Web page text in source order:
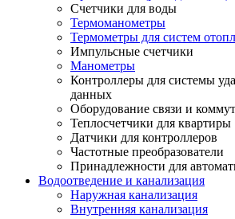
Счетчики для воды
Термоманометры
Термометры для систем
Импульсные счетчики
Манометры
Контроллеры для системы
данных
Оборудование связи и
Теплосчетчики для квартиры
Датчики для контроллеров
Частотные преобразователи
Принадлежности для
Водоотведение и канализация
Наружная канализация
Внутренняя канализация